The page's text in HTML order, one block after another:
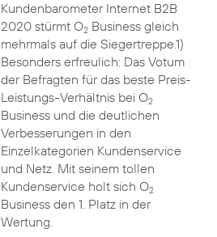
Kundenbarometer Internet B2B
2020 stürmt O2Business gleich
mehrmals auf die Siegertreppe.1)
Besonders erfreulich: Das Votum
der Befragten für das beste Preis-
Leistungs-Verhältnis bei O2
Business und die deutlichen
Verbesserungen in den
Einzelkategorien Kundenservice
und Netz. Mit seinem tollen
Kundenservice holt sich O2
Business den 1. Platz in der
Wertung.